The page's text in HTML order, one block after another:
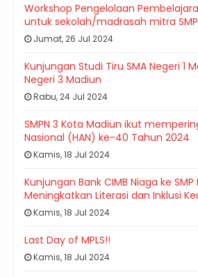
Workshop Pengelolaan
untuk sekolah/madrasah mitra
Jumat, 26 Jul 2024
Kunjungan Studi Tiru SMA Negeri 1
Negeri 3 Madiun
Rabu, 24 Jul 2024
SMPN 3 Kota Madiun ikut
Nasional (HAN) ke-40 Tahun 2024
Kamis, 18 Jul 2024
Kunjungan Bank CIMB Niaga ke
Meningkatkan Literasi dan Inklusi
Kamis, 18 Jul 2024
Last Day of MPLS!!
Kamis, 18 Jul 2024